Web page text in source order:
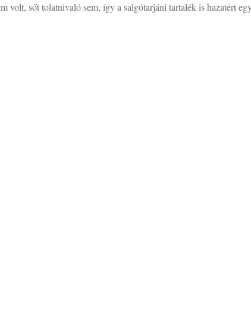
volt, sőt tolatnivaló sem, így a salgótarjáni tartalék is hazatért